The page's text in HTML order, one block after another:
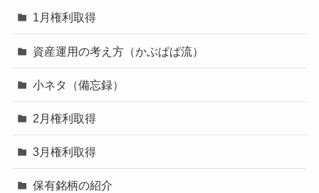
1月権利取得
資産運用の考え方（かぶぱぱ流）
小ネタ（備忘録）
2月権利取得
3月権利取得
保有銘柄の紹介